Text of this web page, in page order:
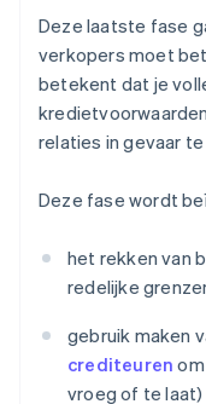
Deze laatste fase
verkopers moet
betekent dat je
relaties in gevaar
Deze fase wordt
het rekken van
redelijke
gebruik maken
crediteuren
vroeg of te laat)